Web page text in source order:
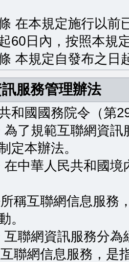
在本規定施行以前
60日內，按照本規
本規定自發布之日
服務管理辦法
和國國務院令（第
了規範互聯網資訊
定本辦法。
中華人民共和國境
稱互聯網信息服務
。
聯網資訊服務分為
聯網信息服務，是